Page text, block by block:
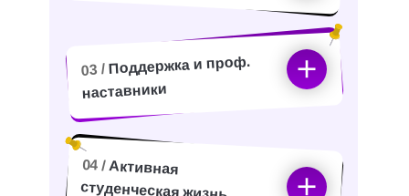
04 /Активная
студенческая жизнь
03 / Поддержка и проф.
наставники